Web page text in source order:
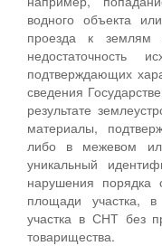
водного объекта
проезда к землям
недостаточность
подтверждающих
сведения
результате
материалы,
либо в межевом
уникальный
нарушения порядка
площади участка,
участка в СНТ без
товарищества.